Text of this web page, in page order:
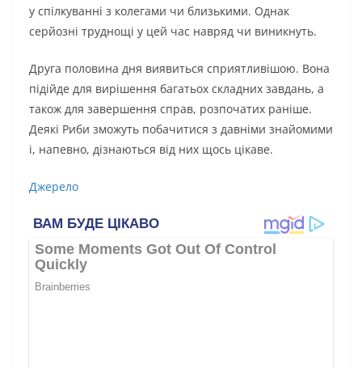
у спілкуванні з колегами чи близькими. Однак
серйозні труднощі у цей час навряд чи виникнуть.
Друга половина дня виявиться сприятливішою. Вона
підійде для вирішення багатьох складних завдань, а
також для завершення справ, розпочатих раніше.
Деякі Риби зможуть побачитися з давніми знайомими
і, напевно, дізнаються від них щось цікаве.
Джерело